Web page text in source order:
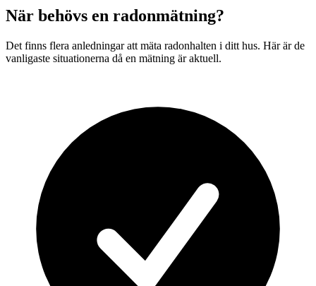
När behövs en radonmätning?
Det finns flera anledningar att mäta radonhalten i ditt hus. Här är de
vanligaste situationerna då en mätning är aktuell.